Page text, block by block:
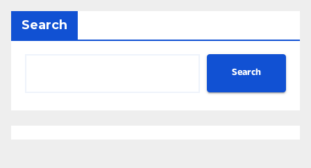
Search
Search